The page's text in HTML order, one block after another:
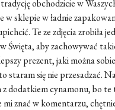
tradycję obchodzicie w
w sklepie w ładnie
Te ze zdjęcia zrobiła
Święta, aby zachowywać
prezent, jaki można
staram się nie przesadzać.
dodatkiem cynamonu, bo
znać w komentarzu,